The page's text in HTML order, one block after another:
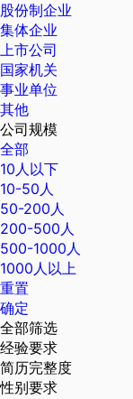
股份制企业
集体企业
上市公司
国家机关
事业单位
其他
公司规模
全部
10人以下
10-50人
50-200人
200-500人
500-1000人
1000人以上
重置
确定
全部筛选
经验要求
简历完整度
性别要求